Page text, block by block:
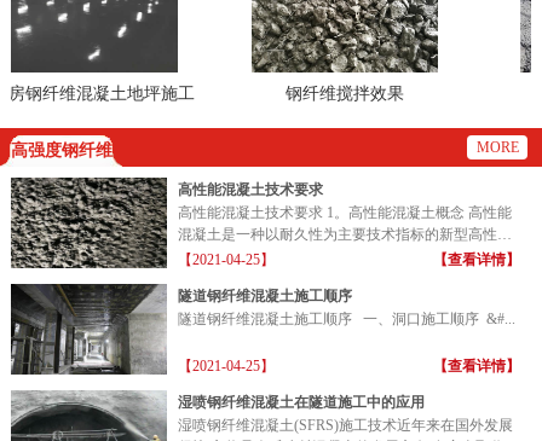
纤维混凝土地坪施工
钢纤维搅拌效果
高强度钢纤维 MORE
高性能混凝土技术要求
高性能混凝土技术要求 1。高性能混凝土概念 高性能
混凝土是一种以耐久性为主要技术指标的新型高性能
混凝土...
【2021-04-25】 【查看详情】
隧道钢纤维混凝土施工顺序
隧道钢纤维混凝土施工顺序 一、洞口施工顺序 &#...
【2021-04-25】 【查看详情】
湿喷钢纤维混凝土在隧道施工中的应用
湿喷钢纤维混凝土(SFRS)施工技术近年来在国外发展